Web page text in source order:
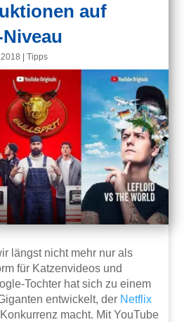
auf
|Tipps
längst nicht mehr nur als
für Katzenvideos und
Tochter hat sich zu einem
entwickelt, der Netflix
macht. Mit YouTube